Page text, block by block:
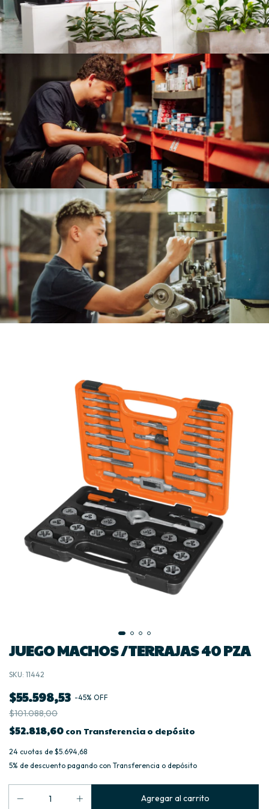
JUEGO MACHOS /TERRAJAS 40 PZA
SKU: 11442
$55.598,53 -45% OFF
$101.088,00
$52.818,60 con Transferencia o depósito
24 cuotas de $5.694,68
5% de descuento pagando con Transferencia o depósito